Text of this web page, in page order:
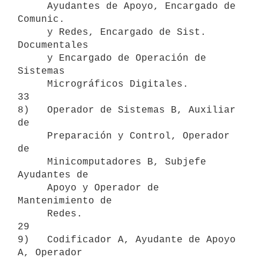
Comunic.
Documentales
Sistemas
33
8)   Operador de Sistemas B, Auxiliar
de
de
Ayudantes de
Mantenimiento de
29
9)   Codificador A, Ayudante de Apoyo
A, Operador